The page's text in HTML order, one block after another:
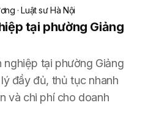
·Luật sư Hà Nội
tại phường Giảng
nghiệp tại phường Giảng
đầy đủ, thủ tục nhanh
và chi phí cho doanh